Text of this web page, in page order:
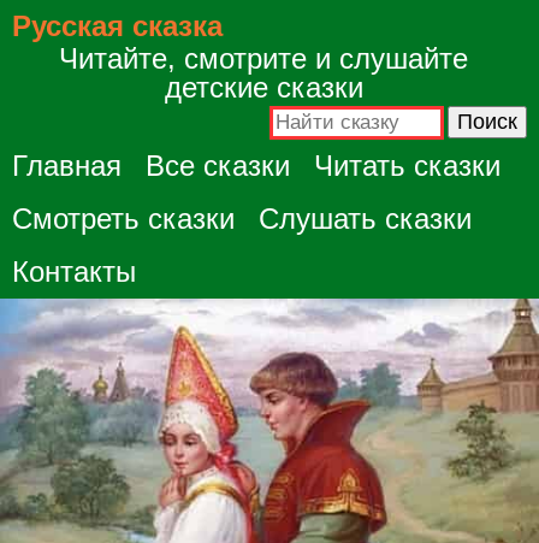
Русская сказка
Читайте, смотрите и слушайте
детские сказки
Главная Все сказки
Читать сказки
Смотреть сказки
Слушать сказки
Контакты